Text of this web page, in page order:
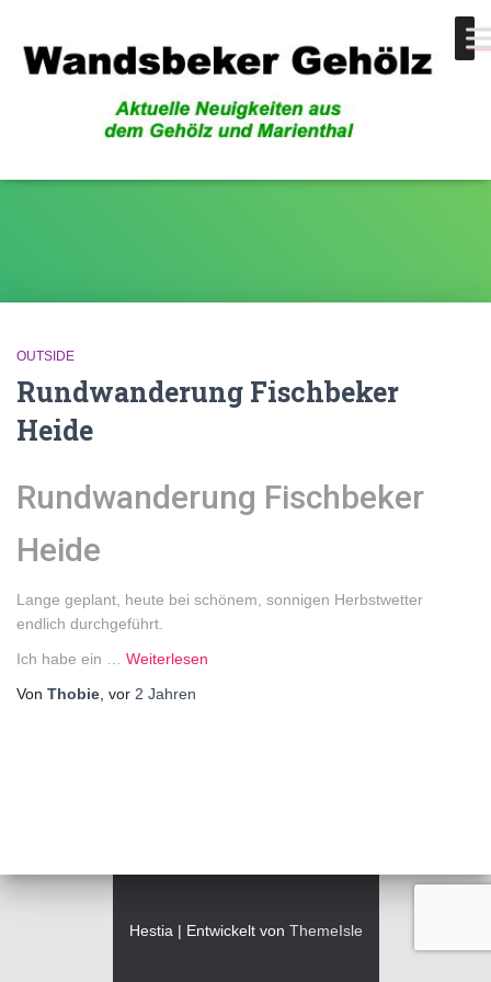
OUTSIDE
Rundwanderung Fischbeker
Heide
Rundwanderung Fischbeker
Heide
Lange geplant, heute bei schönem, sonnigen Herbstwetter
endlich durchgeführt.
Ich habe ein … Weiterlesen
Von Thobie , vor 2 Jahren
Hestia | Entwickelt von ThemeIsle